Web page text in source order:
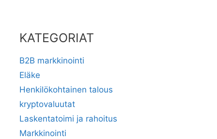
KATEGORIAT
B2B markkinointi
Eläke
Henkilökohtainen talous
kryptovaluutat
Laskentatoimi ja rahoitus
Markkinointi